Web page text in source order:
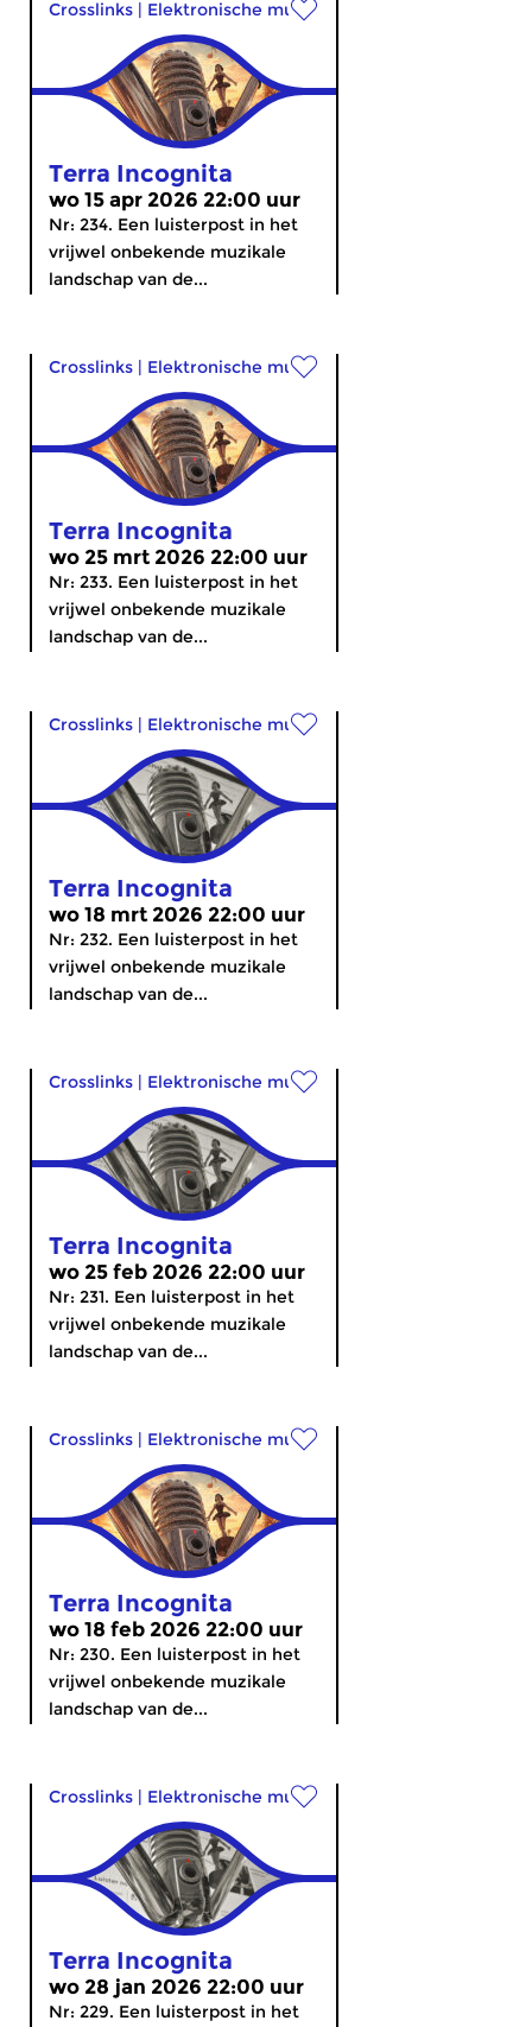
Crosslinks | Elektronische muziek
Terra Incognita
wo 15 apr 2026 22:00 uur
Nr: 234. Een luisterpost in het
vrijwel onbekende muzikale
landschap van de...
Crosslinks | Elektronische muziek
Terra Incognita
wo 25 mrt 2026 22:00 uur
Nr: 233. Een luisterpost in het
vrijwel onbekende muzikale
landschap van de...
Crosslinks | Elektronische muziek
Terra Incognita
wo 18 mrt 2026 22:00 uur
Nr: 232. Een luisterpost in het
vrijwel onbekende muzikale
landschap van de...
Crosslinks | Elektronische muziek
Terra Incognita
wo 25 feb 2026 22:00 uur
Nr: 231. Een luisterpost in het
vrijwel onbekende muzikale
landschap van de...
Crosslinks | Elektronische muziek
Terra Incognita
wo 18 feb 2026 22:00 uur
Nr: 230. Een luisterpost in het
vrijwel onbekende muzikale
landschap van de...
Crosslinks | Elektronische muziek
Terra Incognita
wo 28 jan 2026 22:00 uur
Nr: 229. Een luisterpost in het